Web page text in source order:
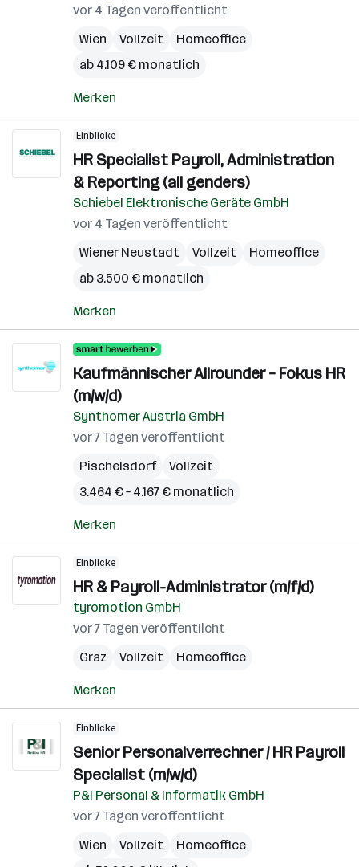
vor 4 Tagen veröffentlicht
Wien
Vollzeit
Homeoffice
ab 4.109 € monatlich
Merken
Einblicke
HR Specialist Payroll, Administration
& Reporting (all genders)
Schiebel Elektronische Geräte GmbH
vor 4 Tagen veröffentlicht
Wiener Neustadt
Vollzeit
Homeoffice
ab 3.500 € monatlich
Merken
Kaufmännischer Allrounder – Fokus HR
(m/w/d)
Synthomer Austria GmbH
vor 7 Tagen veröffentlicht
Pischelsdorf
Vollzeit
3.464 € – 4.167 € monatlich
Merken
Einblicke
HR & Payroll-Administrator (m/f/d)
tyromotion GmbH
vor 7 Tagen veröffentlicht
Graz
Vollzeit Homeoffice
Merken
Einblicke
Senior Personalverrechner / HR Payroll
Specialist (m/w/d)
P&I Personal & Informatik GmbH
vor 7 Tagen veröffentlicht
Wien
Vollzeit
Homeoffice